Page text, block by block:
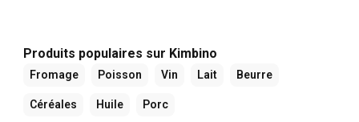
Produits populaires sur Kimbino
Fromage Poisson Vin Lait Beurre
Céréales Huile Porc